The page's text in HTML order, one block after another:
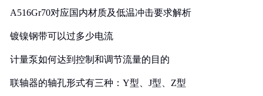
A516Gr70对应国内材质及低温冲击要求解析
镀镍钢带可以过多少电流
计量泵如何达到控制和调节流量的目的
联轴器的轴孔形式有三种：Y型、J型、Z型